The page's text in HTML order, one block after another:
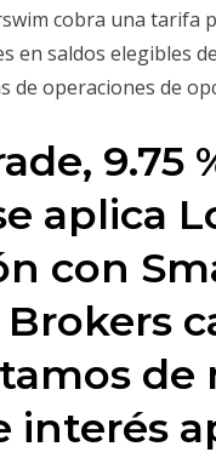
cobra una tarifa
en saldos elegibles
de operaciones de
9.75
aplica
con
interés